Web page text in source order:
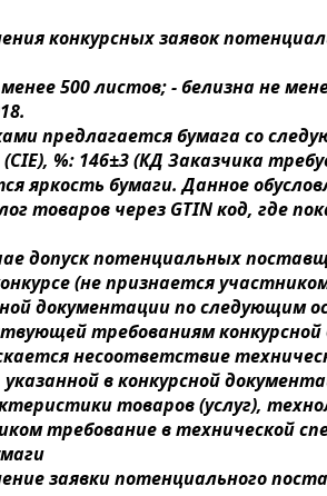
конкурсных заявок
500 листов; - белизна не
предлагается бумага со
%: 146±3 (КД Заказчика
яркость бумаги. Данное
товаров через GTIN код, где
допуск потенциальных
(не признается
документации по следующим
требованиям
несоответствие
в конкурсной
товаров (услуг),
требование в технической
заявки потенциального